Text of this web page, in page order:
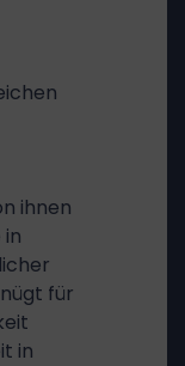
ihnen
für
in